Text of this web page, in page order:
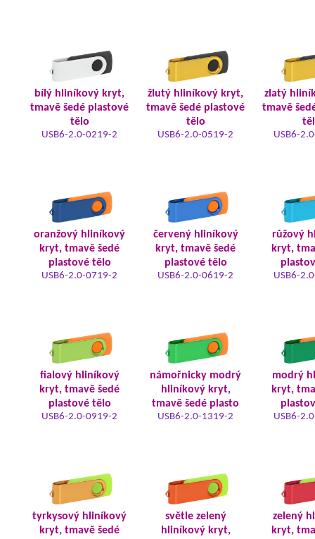
bílý hliníkový kryt,
tmavě šedé plastové
tělo
USB6-2.0-0219-2
žlutý hliníkový kryt,
tmavě šedé plastové
tělo
USB6-2.0-0519-2
zlatý
tmavě
USB6-
oranžový hliníkový
kryt, tmavě šedé
plastové tělo
USB6-2.0-0719-2
červený hliníkový
kryt, tmavě šedé
plastové tělo
USB6-2.0-0619-2
růžový
kryt,
USB6-
fialový hliníkový
kryt, tmavě šedé
plastové tělo
USB6-2.0-0919-2
námořnicky modrý
hliníkový kryt,
tmavě šedé plasto
USB6-2.0-1319-2
modrý
kryt,
USB6-
tyrkysový hliníkový
kryt, tmavě šedé
světle zelený
hliníkový kryt,
zelený
kryt,